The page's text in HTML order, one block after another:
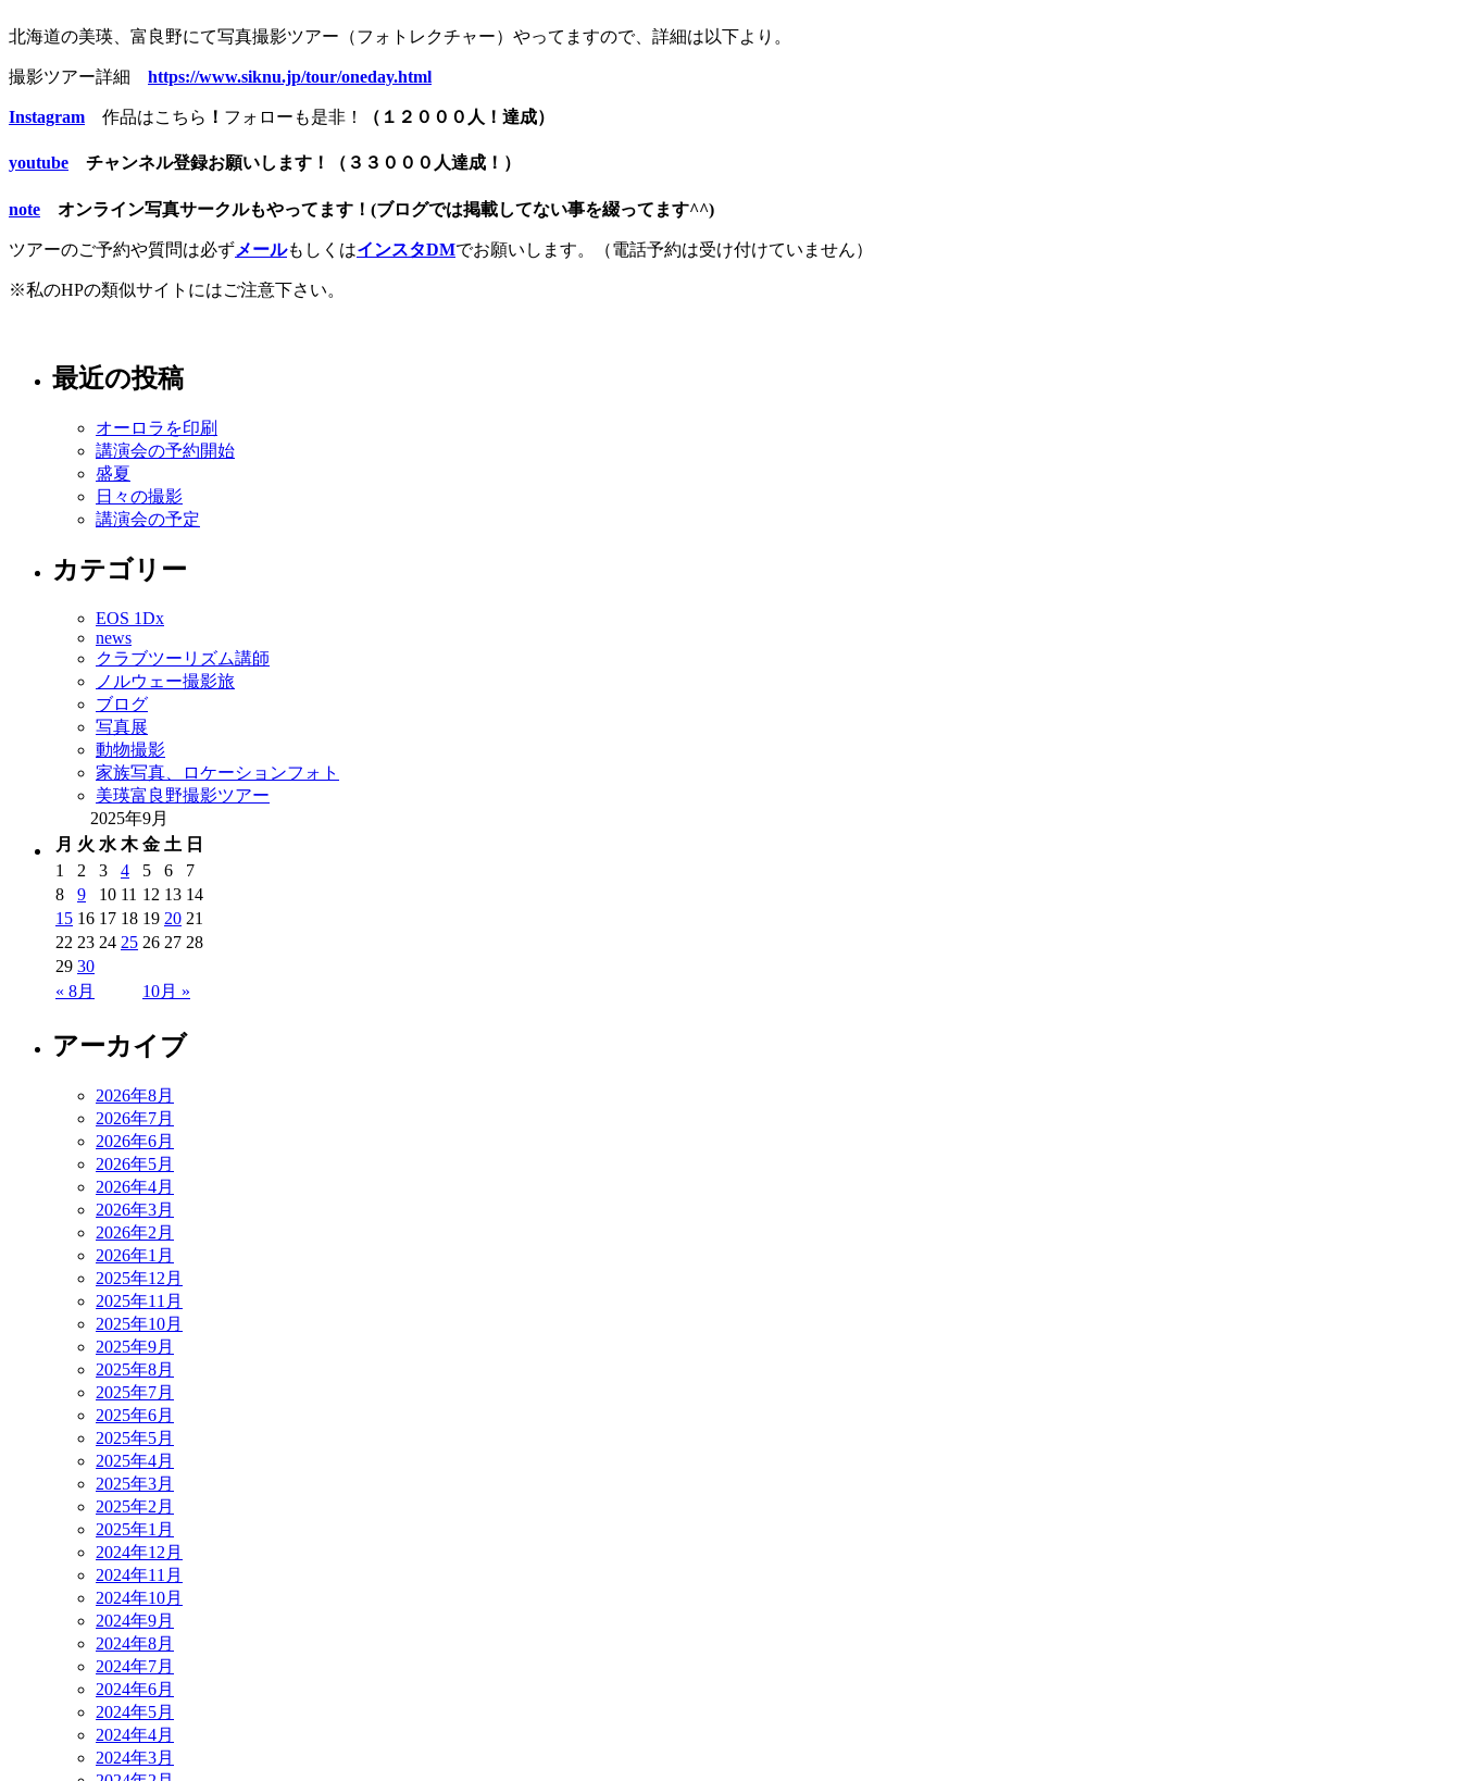
北海道の美瑛、富良野にて写真撮影ツアー（フォトレクチャー）やってますので、詳細は以下より。
撮影ツアー詳細 https://www.siknu.jp/tour/oneday.html
Instagram 作品はこちら ！ フォローも是非！ （１２０００人！達成）
youtube チャンネル登録お願いします！（３３０００人達成！）
note オンライン写真サークルもやってます！(ブログでは掲載してない事を綴ってます^^)
ツアーのご予約や質問は必ずメールもしくはインスタDMでお願いします。（電話予約は受け付けていません）
※私のHPの類似サイトにはご注意下さい。
最近の投稿
オーロラを印刷
講演会の予約開始
盛夏
日々の撮影
講演会の予定
カテゴリー
EOS 1Dx
news
クラブツーリズム講師
ノルウェー撮影旅
ブログ
写真展
動物撮影
家族写真、ロケーションフォト
美瑛富良野撮影ツアー
2025年9月
月 火 水 木 金 土 日
« 8月 10月 »
1 2 3 4 5 6
7
8
9 10 11 12 13 14
15 16 17 18 19 20 21
22 23 24 25 26 27 28
29 30
アーカイブ
2026年8月
2026年7月
2026年6月
2026年5月
2026年4月
2026年3月
2026年2月
2026年1月
2025年12月
2025年11月
2025年10月
2025年9月
2025年8月
2025年7月
2025年6月
2025年5月
2025年4月
2025年3月
2025年2月
2025年1月
2024年12月
2024年11月
2024年10月
2024年9月
2024年8月
2024年7月
2024年6月
2024年5月
2024年4月
2024年3月